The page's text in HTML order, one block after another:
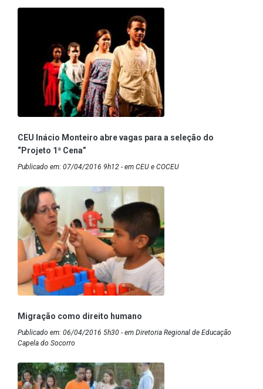
CEU Inácio Monteiro abre vagas para a seleção do
“Projeto 1ª Cena”
Publicado em: 07/04/2016 9h12 - em CEU e COCEU
Migração como direito humano
Publicado em: 06/04/2016 5h30 - em Diretoria Regional de Educação
Capela do Socorro